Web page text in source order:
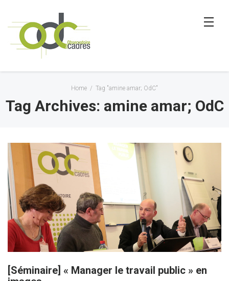
Home / Tag "amine amar; OdC"
Tag Archives: amine amar; OdC
[Séminaire] « Manager le travail public » en